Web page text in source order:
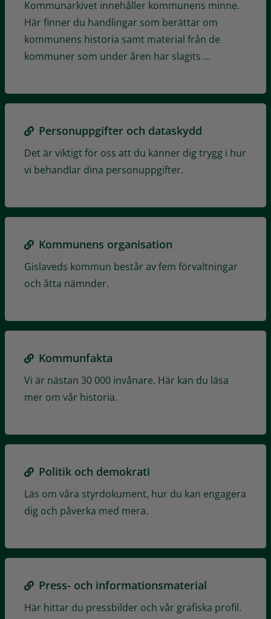
Kommunarkivet innehåller kommunens minne.
Här finner du handlingar som berättar om
kommunens historia samt material från de
kommuner som under åren har slagits ...
Personuppgifter och dataskydd
Det är viktigt för oss att du känner dig trygg i hur
vi behandlar dina personuppgifter.
Kommunens organisation
Gislaveds kommun består av fem förvaltningar
och åtta nämnder.
Kommunfakta
Vi är nästan 30 000 invånare. Här kan du läsa
mer om vår historia.
Politik och demokrati
Läs om våra styrdokument, hur du kan engagera
dig och påverka med mera.
Press- och informationsmaterial
Här hittar du pressbilder och vår grafiska profil.